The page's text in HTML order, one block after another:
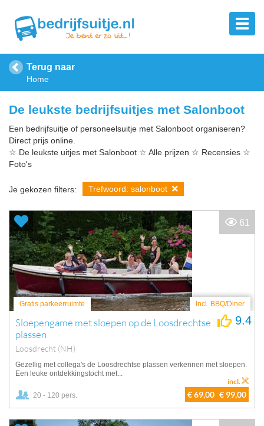
Terug naar
Home
De leukste bedrijfsuitjes met Salonboot
Een bedrijfsuitje of personeelsuitje met Salonboot organiseren?
Direct prijs online.
☆ De leukste uitjes met Salonboot ☆ Alle prijzen ☆ Recensies ☆
Foto's
Je gekozen filters: Trefwoord: salonboot
Gratis parkeerruimte Incl. BBQ/Diner
Sloepengame met sloepen op de Loosdrechtse
plassen
Loosdrecht (NH)
9.4
Gezellig met collega's de Loosdrechtse plassen verkennen met sloepen.
Een leuke ontdekkingstocht met...
20 - 120 pers. € 69,00 € 99,00
incl.
61